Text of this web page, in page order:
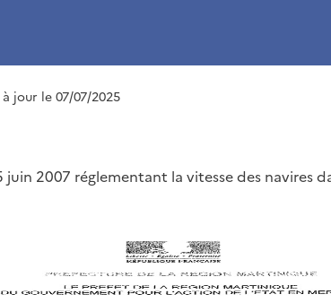
à jour le 07/07/2025
juin 2007 réglementant la vitesse des navires